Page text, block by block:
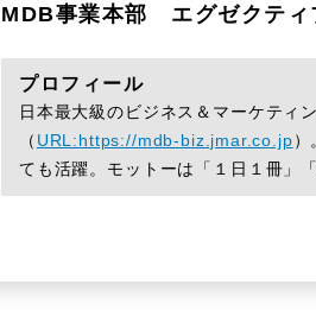
MDB事業本部 エグゼクティ
プロフィール
日本最大級のビジネス＆マーケティ
（ URL:https://mdb-biz.jmar.co.jp
ても活躍。モットーは「１日１冊」